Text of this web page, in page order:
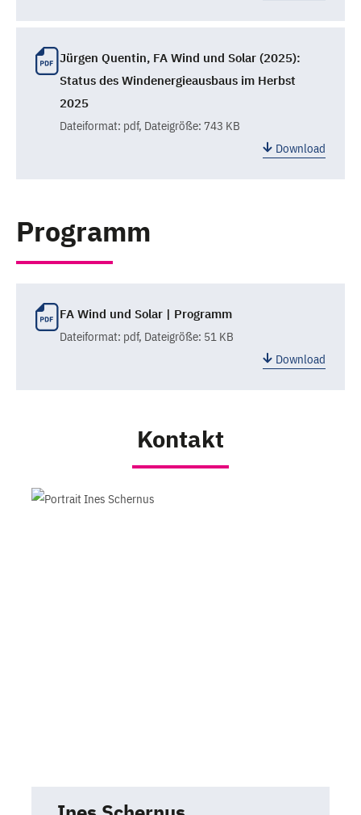
Jürgen Quentin, FA Wind und Solar (2025):
Status des Windenergieausbaus im Herbst
2025
Dateiformat: pdf, Dateigröße: 743 KB
Download
Programm
FA Wind und Solar | Programm
Dateiformat: pdf, Dateigröße: 51 KB
Download
Kontakt